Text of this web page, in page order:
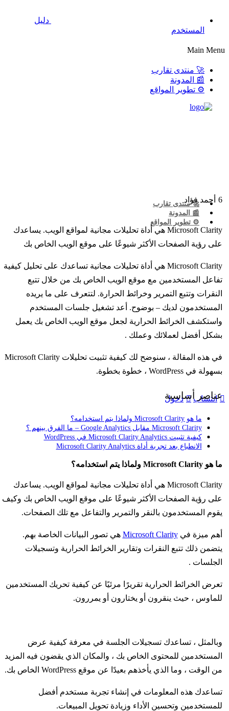
دليل
المستخدم
Main Menu
🚀 منتدى تقارب
📰 المدونة
⚙️ تطوير المواقع
🚀 منتدى تقارب
📰 المدونة
⚙️ تطوير المواقع
انتساب دخول
6 أحمد فؤاد
Microsoft Clarity هي أداة تحليلات مجانية لمواقع الويب. يساعدك
على رؤية الصفحات الأكثر شيوعًا على موقع الويب الخاص بك
Microsoft Clarity هي أداة تحليلات مجانية تساعدك على تحليل كيفية
تفاعل المستخدمين مع موقع الويب الخاص بك من خلال تتبع
النقرات وتتبع التمرير وخرائط الحرارة. لتتعرف على ما يريده
المستخدمون لديك – بوضوح. أعد تشغيل جلسات المستخدم
واستكشف الخرائط الحرارية لجعل موقع الويب الخاص بك يعمل
بشكل أفضل لعملائك وعملك .
في هذه المقالة ، سنوضح لك كيفية تثبيت تحليلات Microsoft Clarity
بسهولة في WordPress ، خطوة بخطوة.
عناصر أساسية
ما هو Microsoft Clarity ولماذا يتم استخدامه؟
Microsoft Clarity مقابل Google Analytics – ما الفرق بينهم ؟
كيفية تثبيت Microsoft Clarity Analytics في WordPress
الانطباع بعد تجربة أداة Microsoft Clarity Analytics
ما هو Microsoft Clarity ولماذا يتم استخدامه؟
Microsoft Clarity هي أداة تحليلات مجانية لمواقع الويب. يساعدك
على رؤية الصفحات الأكثر شيوعًا على موقع الويب الخاص بك وكيف
يقوم المستخدمون بالنقر والتمرير والتفاعل مع تلك الصفحات.
أهم ميزة فيMicrosoft Clarity هي تصور البيانات الخاصة بهم.
يتضمن ذلك تتبع النقرات وتقارير الخرائط الحرارية وتسجيلات
الجلسات .
تعرض الخرائط الحرارية تقريرًا مرئيًا عن كيفية تحريك المستخدمين
للماوس ، حيث ينقرون أو يختارون أو يمررون.
وبالمثل ، تساعدك تسجيلات الجلسة في معرفة كيفية عرض
المستخدمين للمحتوى الخاص بك ، والمكان الذي يقضون فيه المزيد
من الوقت ، وما الذي يأخذهم بعيدًا عن موقع WordPress الخاص بك.
تساعدك هذه المعلومات في إنشاء تجربة مستخدم أفضل
للمستخدمين وتحسين الأداء وزيادة تحويل المبيعات.